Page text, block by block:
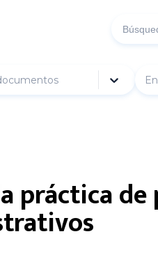
práctica de